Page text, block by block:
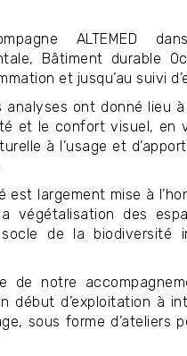
ALTEMED
Bâtiment durable
et jusqu’au suivi
analyses ont donné lieu
et le confort visuel, en
à l’usage et
est largement mise à
végétalisation des
de la biodiversité
de notre
début d’exploitation à
sous forme d’ateliers